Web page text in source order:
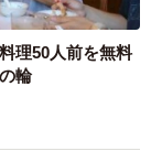
メージです
理50人前を無料
輪